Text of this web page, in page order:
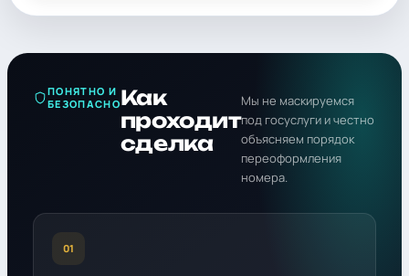
ПОНЯТНО И
БЕЗОПАСНОКак
проходит
сделка
Мы не маскируемся
под госуслуги и честно
объясняем порядок
переоформления
номера.
01